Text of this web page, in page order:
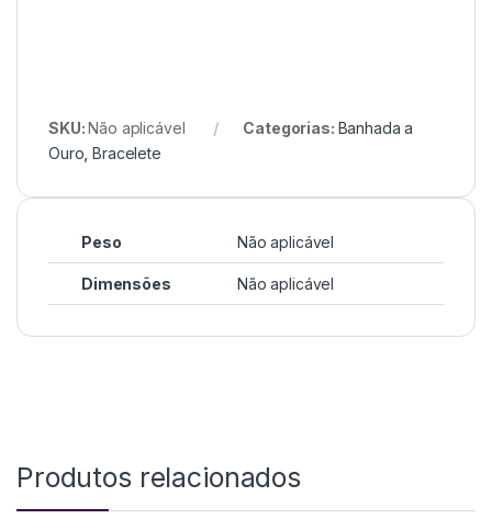
SKU:Não aplicável Categorias: Banhada a
Ouro ,Bracelete
Peso Não aplicável
Dimensões Não aplicável
Produtos relacionados